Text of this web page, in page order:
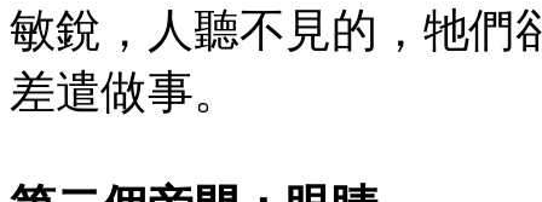
敏銳，人聽不見的，牠們
差遣做事。